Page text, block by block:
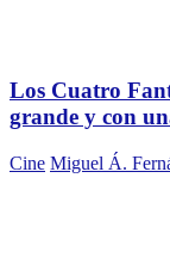
Los Cuatro
grande y con
Cine Miguel Á.